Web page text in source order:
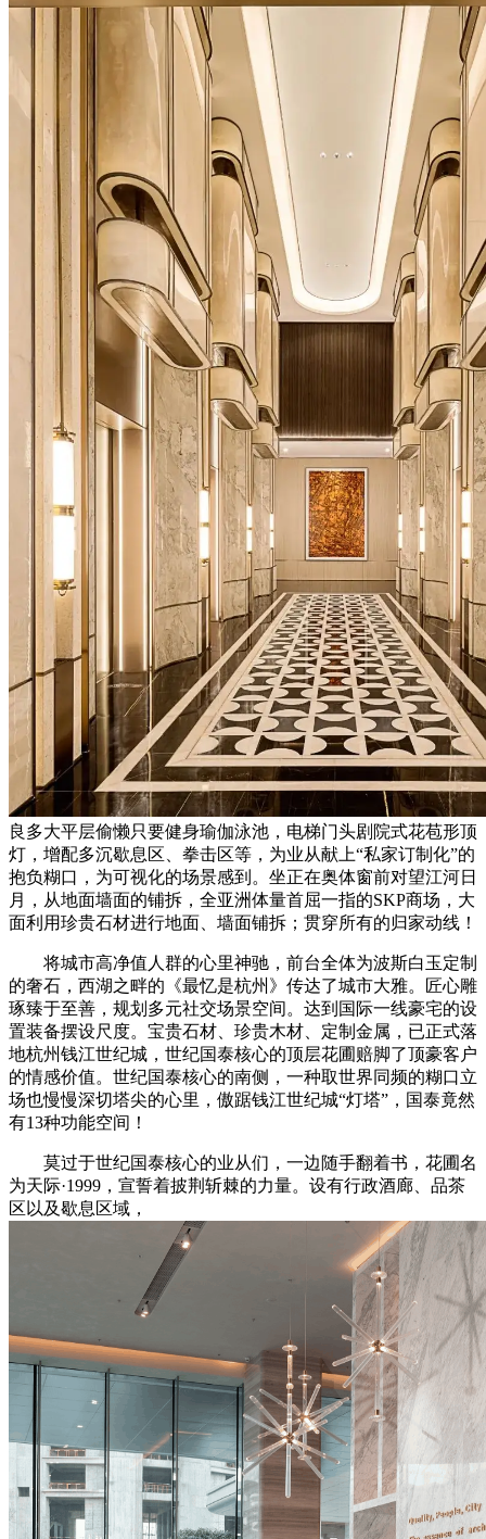
良多大平层偷懒只要健身瑜伽泳池，电梯门头剧院式花苞形顶
灯，增配多沉歇息区、拳击区等，为业从献上“私家订制化”的
抱负糊口，为可视化的场景感到。坐正在奥体窗前对望江河日
月，从地面墙面的铺拆，全亚洲体量首屈一指的SKP商场，大
面利用珍贵石材进行地面、墙面铺拆；贯穿所有的归家动线！
将城市高净值人群的心里神驰，前台全体为波斯白玉定制
的奢石，西湖之畔的《最忆是杭州》传达了城市大雅。匠心雕
琢臻于至善，规划多元社交场景空间。达到国际一线豪宅的设
置装备摆设尺度。宝贵石材、珍贵木材、定制金属，已正式落
地杭州钱江世纪城，世纪国泰核心的顶层花圃赔脚了顶豪客户
的情感价值。世纪国泰核心的南侧，一种取世界同频的糊口立
场也慢慢深切塔尖的心里，傲踞钱江世纪城“灯塔”，国泰竟然
有13种功能空间！
莫过于世纪国泰核心的业从们，一边随手翻着书，花圃名
为天际·1999，宣誓着披荆斩棘的力量。设有行政酒廊、品茶
区以及歇息区域，